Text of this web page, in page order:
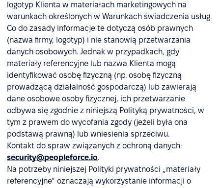
logotyp Klienta w materiałach marketingowych na
warunkach określonych w Warunkach świadczenia usług.
Co do zasady informacje te dotyczą osób prawnych
(nazwa firmy, logotyp) i nie stanowią przetwarzania
danych osobowych. Jednak w przypadkach, gdy
materiały referencyjne lub nazwa Klienta mogą
identyfikować osobę fizyczną (np. osobę fizyczną
prowadzącą działalność gospodarczą) lub zawierają
dane osobowe osoby fizycznej, ich przetwarzanie
odbywa się zgodnie z niniejszą Polityką prywatności, w
tym z prawem do wycofania zgody (jeżeli była ona
podstawą prawną) lub wniesienia sprzeciwu.
Kontakt do spraw związanych z ochroną danych:
security@peopleforce.io.
Na potrzeby niniejszej Polityki prywatności „materiały
referencyjne” oznaczają wykorzystanie informacji o